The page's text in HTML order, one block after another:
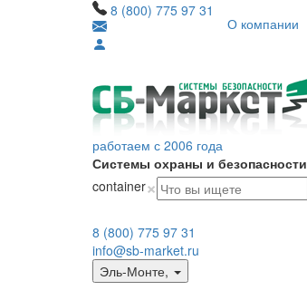
8 (800) 775 97 31
О компании
работаем с 2006 года
Системы охраны и безопасности
container×
8 (800) 775 97 31
info@sb-market.ru
Эль-Монте,